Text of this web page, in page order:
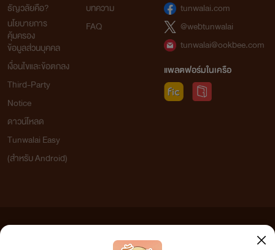
ธัญวลัยคือ?
นโยบายการ
คุ้มครอง
ข้อมูลส่วนบุคคล
เงื่อนไขและข้อตกลง
Third-Party
Notice
ดาวน์โหลด
Tunwalai Easy
(สำหรับ Android)
บทความ
FAQ
tunwalai.com
@webtunwalai
tunwalai@ookbee.com
แพลตฟอร์มในเครือ
เว็บไซต์แห่งนี้ไม่ได้เห็นด้วยและไม่ขอรับผิดชอบต่อข้อความใดๆ ทั้งสิ้น ดังนั้นผู้อ่านทุกท่านโปรดใช้